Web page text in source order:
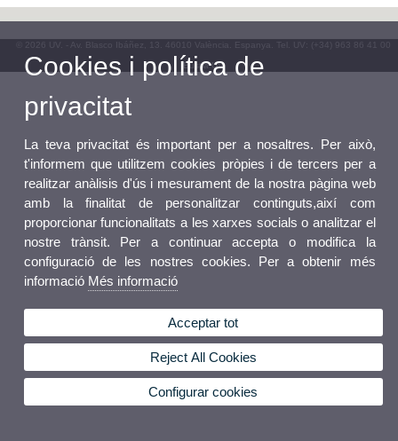
© 2026 UV. - Av. Blasco Ibáñez, 13. 46010 València. Espanya. Tel. UV: (+34) 963 86 41 00
Bústia UV
Cookies i política de
privacitat
La teva privacitat és important per a nosaltres. Per això,
t'informem que utilitzem cookies pròpies i de tercers per a
realitzar anàlisis d'ús i mesurament de la nostra pàgina web
amb la finalitat de personalitzar continguts,així com
proporcionar funcionalitats a les xarxes socials o analitzar el
nostre trànsit. Per a continuar accepta o modifica la
configuració de les nostres cookies. Per a obtenir més
informació Més informació
Acceptar tot
Reject All Cookies
Configurar cookies